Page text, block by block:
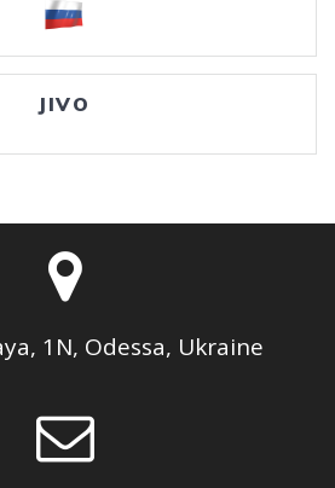
JIVO
1N, Odessa, Ukraine